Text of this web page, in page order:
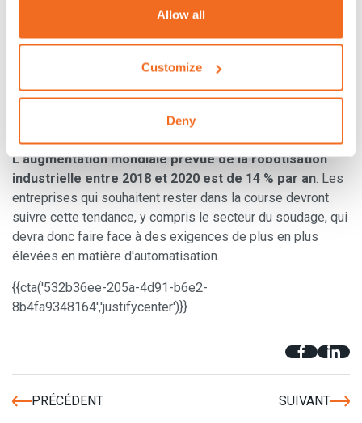
Allow all
Customize
Deny
de production et de paramètres de soudage
La télémaintenance
Gestion automatique des pannes
L'augmentation mondiale prévue de la robotisation
industrielle entre 2018 et 2020 est de 14 % par an. Les
entreprises qui souhaitent rester dans la course devront
suivre cette tendance, y compris le secteur du soudage, qui
devra donc faire face à des exigences de plus en plus
élevées en matière d'automatisation.
{{cta('532b36ee-205a-4d91-b6e2-
8b4fa9348164','justifycenter')}}
PRÉCÉDENT SUIVANT